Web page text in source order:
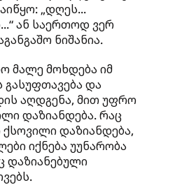
„დღეს...
ან საერთოდ ვერ
ნიშანია.
მალე მოხდება იმ
და
აღდგენა, მით უფრო
დაზიანდება. რაც
დაზიანდება,
იქნება უუნარობა
დაზიანებული